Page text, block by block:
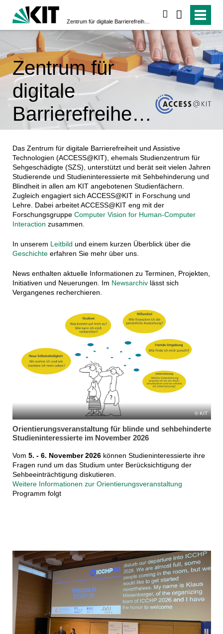
Zentrum für
digitale
Barrierefreiheit
und Assistive
Technologien
Das Zentrum für digitale Barrierefreiheit und Assistive
Technologien (ACCESS@KIT), ehemals Studienzentrum für
Sehgeschädigte (SZS), unterstützt und berät seit vielen Jahren
Studierende und Studieninteressierte mit Sehbehinderung und
Blindheit in allen am KIT angebotenen Studienfächern.
Zugleich engagiert sich ACCESS@KIT in Forschung und
Lehre. Dabei arbeitet ACCESS@KIT eng mit der
Forschungsgruppe Computer Vision for Human-Computer
Interaction zusammen.
In unserem Leitbild und einem kurzen Überblick über die
Geschichteerfahren Sie mehr über uns.
News enthalten aktuelle Informationen zu Terminen, Projekten,
Initiativen und Neuerungen. Im Newsarchivlässt sich
Vergangenes recherchieren.
KIT
Orientierungsveranstaltung für blinde und sehbehinderte
Studieninteressierte im November 2026
Vom 5. - 6. November 2026können Studieninteressierte ihre
Fragen rund um das Studium unter Berücksichtigung der
Sehbeeinträchtigung diskutieren.
Weitere Informationen zur Orientierungsveranstaltung
Programm folgt